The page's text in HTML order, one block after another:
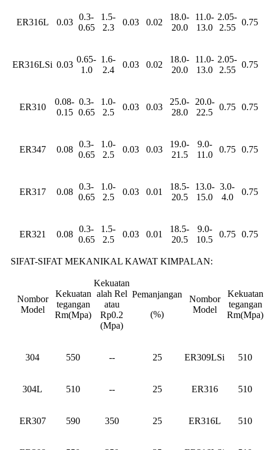
ER316L 0.03
0.3-
0.65
1.5-
2.3
0.03 0.02
18.0-
20.0
11.0-
13.0
2.05-
2.55
0.75
ER316LSi 0.03
0.65-
1.0
1.6-
2.4
0.03 0.02
18.0-
20.0
11.0-
13.0
2.05-
2.55
0.75
ER310
0.08-
0.15
0.3-
0.65
1.0-
2.5
0.03 0.03
25.0-
28.0
20.0-
22.5
0.75 0.75
ER347 0.08
0.3-
0.65
1.0-
2.5
0.03 0.03
19.0-
21.5
9.0-
11.0
0.75 0.75
ER317 0.08
0.3-
0.65
1.0-
2.5
0.03 0.01
18.5-
20.5
13.0-
15.0
3.0-
4.0
0.75
ER321 0.08
0.3-
0.65
1.5-
2.5
0.03 0.01
18.5-
20.5
9.0-
10.5
0.75 0.75
SIFAT-SIFAT MEKANIKAL KAWAT KIMPALAN:
Nombor
Model
Kekuatan
tegangan
Rm(Mpa)
Kekuatan
alah Rel
atau
Rp0.2
(Mpa)
Pemanjangan
(%)
Nombor
Model
Kekuatan
tegangan
Rm(Mpa)
304 550 -- 25 ER309LSi 510
304L 510 -- 25 ER316 510
ER307 590 350 25 ER316L 510